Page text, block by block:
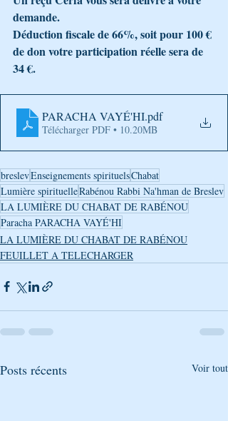
demande.
Déduction fiscale de 66%, soit pour 100 €
de don votre participation réelle sera de
34 €.
PARACHA VAYÉ'HI.pdf
Télécharger PDF • 10.20MB
breslevEnseignements spirituelsChabat
Lumière spirituelleRabénou Rabbi Na'hman de Breslev
LA LUMIÈRE DU CHABAT DE RABÉNOU
Paracha PARACHA VAYÉ'HI
LA LUMIÈRE DU CHABAT DE RABÉNOU
FEUILLET A TELECHARGER
Posts récents Voir tout